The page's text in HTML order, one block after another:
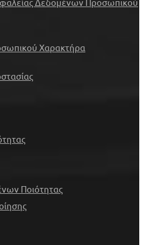
Χαρακτήρα
Ποιότητας